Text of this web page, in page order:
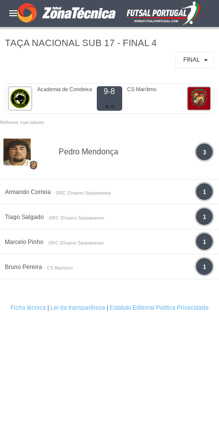
TAÇA NACIONAL SUB 17 - FINAL 4
FINAL
Academia de Condeixa 9-8 CS Marítimo
Melhores marcadores
Pedro Mendonça 3
Armando Correia GRC Dínamo Sanjoanense 1
Tiago Salgado GRC Dínamo Sanjoanense 1
Marcelo Pinho GRC Dínamo Sanjoanense 1
Bruno Pereira CS Marítimo 1
Ficha técnica| Lei da transparência| Estatuto Editorial Politica Privacidade